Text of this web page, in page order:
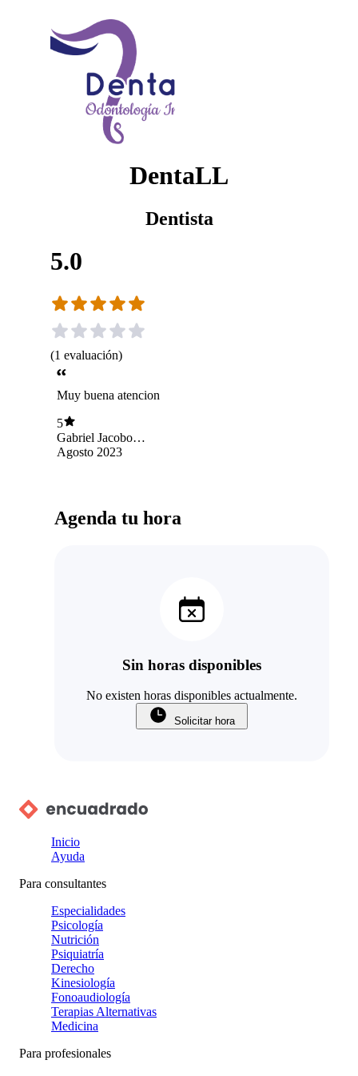
DentaLL
Dentista
5.0
(1 evaluación)
Muy buena atencion
5
Gabriel Jacobo
Alavez Medina
Agosto 2023
Agenda tu hora
Sin horas disponibles
No existen horas disponibles actualmente.
Solicitar hora
Inicio
Ayuda
Para consultantes
Especialidades
Psicología
Nutrición
Psiquiatría
Derecho
Kinesiología
Fonoaudiología
Terapias Alternativas
Medicina
Para profesionales